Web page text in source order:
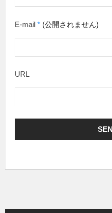
E-mail * (公開されません)
URL